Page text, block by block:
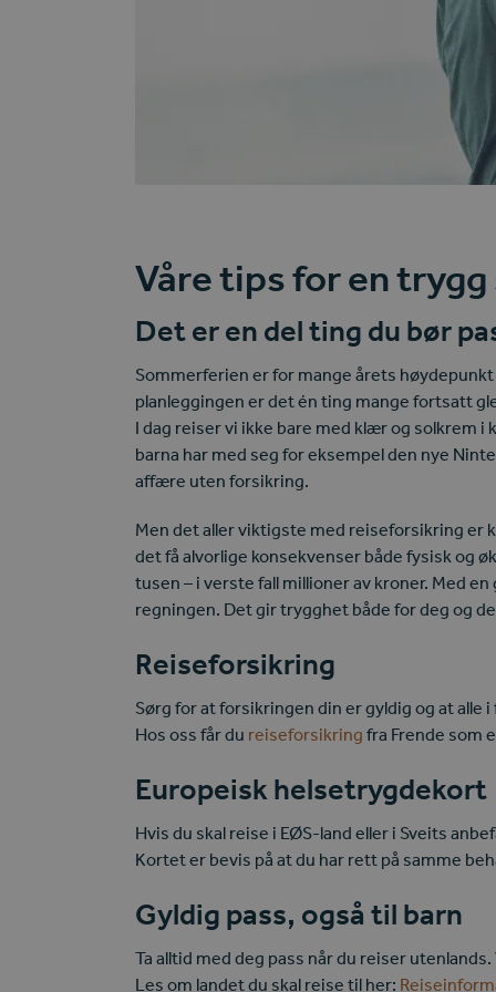
Våre tips for en
Det er en del ting du bør
Sommerferien er for mange årets
planleggingen er det én ting mange fortsatt
I dag reiser vi ikke bare med klær og solkrem
barna har med seg for eksempel den nye
affære uten forsikring.
Men det aller viktigste med reiseforsikring er
det få alvorlige konsekvenser både fysisk og
tusen – i verste fall millioner av kroner. Med
regningen. Det gir trygghet både for deg og
Reiseforsikring
Sørg for at forsikringen din er gyldig og at
Hos oss får du reiseforsikring fra Frende som
Europeisk helsetrygdekort
Hvis du skal reise i EØS-land eller i Sveits
Kortet er bevis på at du har rett på samme
Gyldig pass, også til barn
Ta alltid med deg pass når du reiser
Les om landet du skal reise til her: